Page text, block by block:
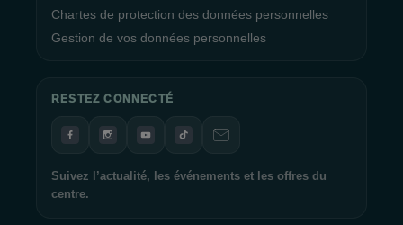
Chartes de protection des données personnelles
Gestion de vos données personnelles
RESTEZ CONNECTÉ
Suivez l’actualité, les événements et les offres du
centre.